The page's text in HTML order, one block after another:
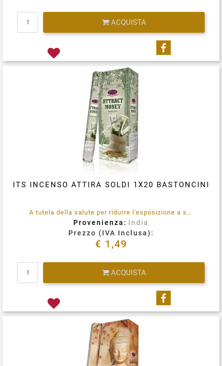
ACQUISTA
Condividi su
ITS INCENSO ATTIRA SOLDI 1X20 BASTONCINI
A tutela della salute per ridurre l'esposizione a sostanze emesse durante la combustione (quali benzene e toluene) utilizzare in locali opportunamente ventilati, in maniera assolutamente saltuaria.
Provenienza: India
Prezzo (IVA Inclusa):
€ 1,49
ACQUISTA
Condividi su